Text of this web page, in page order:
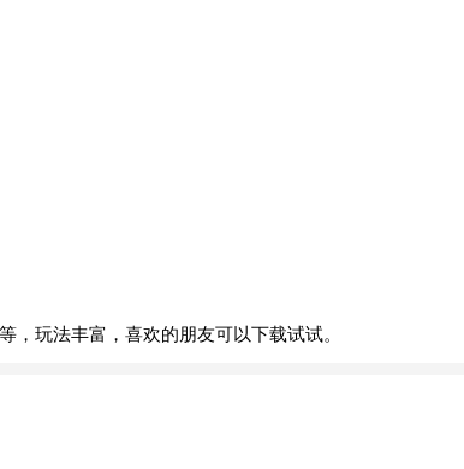
玩法丰富，喜欢的朋友可以下载试试。